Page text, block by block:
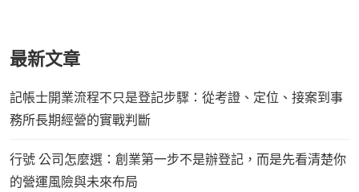
最新文章
記帳士開業流程不只是登記步驟：從考證、定位、接案到事
務所長期經營的實戰判斷
行號 公司怎麼選：創業第一步不是辦登記，而是先看清楚你
的營運風險與未來布局